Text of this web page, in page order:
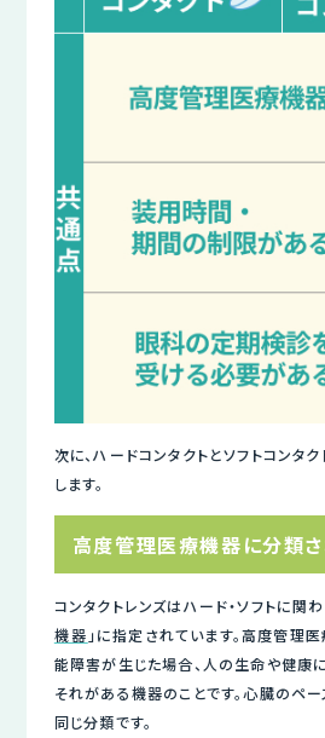
次に、ハードコンタクトとソフトコンタ
します。
高度管理医療機器に分類
コンタクトレンズはハード・ソフトに関わ
機器 」に指定されています。高度管理
能障害が生じた場合、人の生命や健康
それがある機器のことです。心臓のペ
同じ分類です。